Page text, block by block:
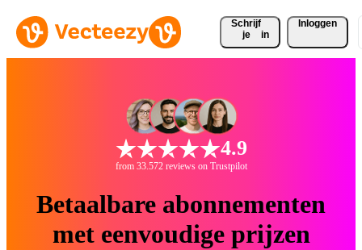
Schrijf
je
in
Inloggen
4.9
from 33.572 reviews on Trustpilot
Betaalbare abonnementen
met eenvoudige prijzen